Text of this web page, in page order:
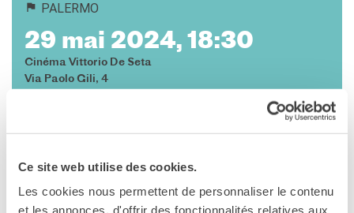
Ce site web utilise des cookies.
Les cookies nous permettent de personnaliser le contenu
et les annonces, d'offrir des fonctionnalités relatives aux
Mobilité
UNIVERSITÉ
Coopération universitaire
KULTUR ENSEMBLE
PALERME
Atelier Panormos - La
PALERMO
29 mai 2024, 18:30
Cinéma Vittorio De Seta
Via Paolo Gili, 4
29 maggio 2024, 18.30 / Cinema De Seta